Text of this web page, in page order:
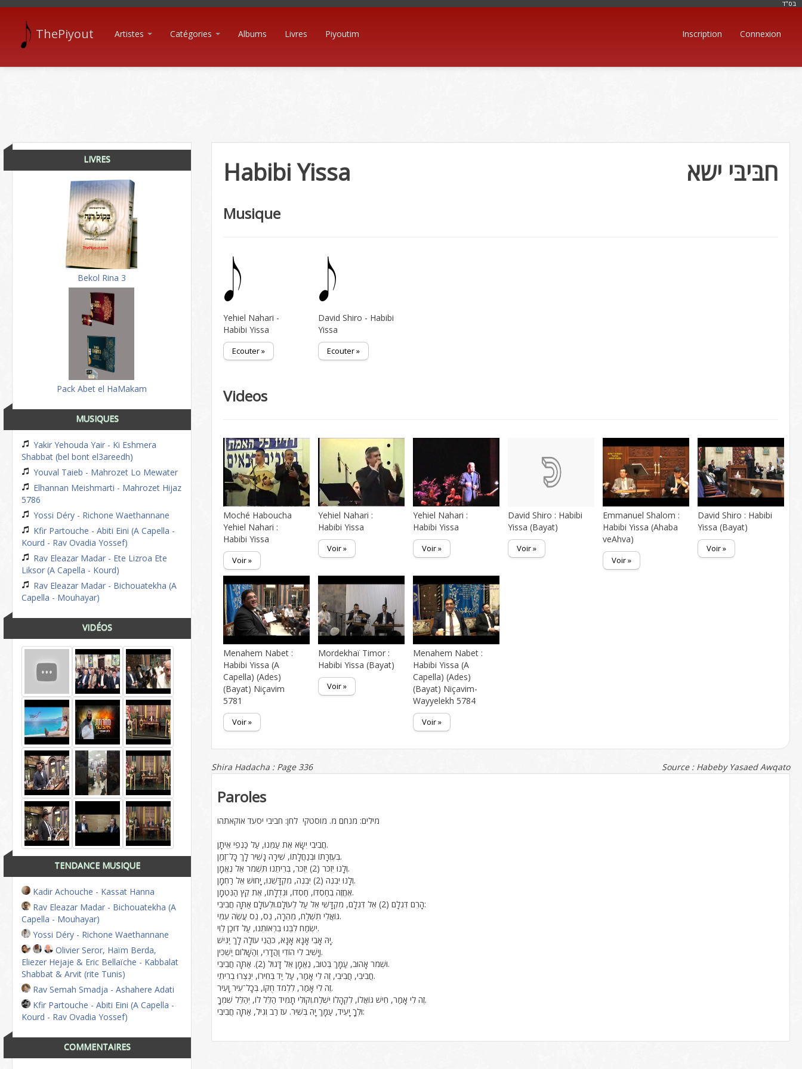
בּס"ד
ThePiyout Artistes Catégories Albums Livres Piyoutim Inscription Connexion
LIVRES
Bekol Rina 3
Pack Abet el HaMakam
MUSIQUES
Yakir Yehouda Yair - Ki Eshmera
Shabbat (bel bont el3areedh)
Youval Taieb - Mahrozet Lo Mewater
Elhannan Meishmarti - Mahrozet Hijaz
5786
Yossi Déry - Richone Waethannane
Kfir Partouche - Abiti Eini (A Capella -
Kourd - Rav Ovadia Yossef)
Rav Eleazar Madar - Ete Lizroa Ete
Liksor (A Capella - Kourd)
Rav Eleazar Madar - Bichouatekha (A
Capella - Mouhayar)
VIDÉOS
TENDANCE MUSIQUE
Kadir Achouche - Kassat Hanna
Rav Eleazar Madar - Bichouatekha (A
Capella - Mouhayar)
Yossi Déry - Richone Waethannane
Olivier Seror, Haïm Berda,
Eliezer Hejaje & Eric Bellaïche - Kabbalat
Shabbat & Arvit (rite Tunis)
Rav Semah Smadja - Ashahere Adati
Kfir Partouche - Abiti Eini (A Capella -
Kourd - Rav Ovadia Yossef)
COMMENTAIRES
Habibi Yissa חבּיבּי ישא
Musique
Yehiel Nahari -
Habibi Yissa
Ecouter »
David Shiro - Habibi
Yissa
Ecouter »
Videos
Moché Haboucha
Yehiel Nahari :
Habibi Yissa
Voir »
Yehiel Nahari :
Habibi Yissa
Voir »
Yehiel Nahari :
Habibi Yissa
Voir »
David Shiro : Habibi
Yissa (Bayat)
Voir »
Emmanuel Shalom :
Habibi Yissa (Ahaba
veAhva)
Voir »
David Shiro : Habibi
Yissa (Bayat)
Voir »
Menahem Nabet :
Habibi Yissa (A
Capella) (Ades)
(Bayat) Niçavim
5781
Voir »
Mordekhaï Timor :
Habibi Yissa (Bayat)
Voir »
Menahem Nabet :
Habibi Yissa (A
Capella) (Ades)
(Bayat) Niçavim-
Wayyelekh 5784
Voir »
Shira Hadacha : Page 336 Source : Habeby Yasaed Awqato
Paroles
מילים: מנחם מ. מוסטקי לחן: חביבי יסעד אוקאתהו
חֲבִיבִי יִשָּׂא אֶת עַמֵּנוּ, עַל כַּנְפֵי אֵיתָן.
בְּעֶזְרָתוֹ וּבְנַחֲלָתוֹ, שִׁירָה נָשִׁיר לָךְ כָּל־זְמַן.
וְלָנוּ יִזְכֹּר (2) יִזְכֹּר, בְּרִיתֵנוּ תִּשְׁמֹר אֵל נֶאֱמָן.
וְלָנוּ יִבְנֶה (2) יִבְנֶה, מִקְדָּשֵׁנוּ, יָחוּשׁ אֵל רַחְמָן.
אֶחֱזֶה בְחַסְדּוֹ, חַסְדּוֹ, וּגְדֻלָּתוֹ, אֶת קֵץ הַנִּטְמָן.
הָרֵם דִּגְלָם (2) אֵל דִּגְלָם, מִקְדָּשִׁי אֵל עַל לְעוֹלָם.וּלְעוֹלָם אַתָּה חֲבִיבִי:
גּוֹאֲלִי תִשְׁלַח, מְהֵרָה, נֵס, נֵס עֲשֵׂה עִמִּי.
יִשְׂמַח לִבֵּנוּ בִרְאוֹתֵנוּ, עַל דּוּכַן לֵוִי.
יָהּ אָבִי אָנָּא אָנָּא, כֹּהֲנִי עוֹלָה לָךְ יַגִּישׁ.
וְיָשִׁיב לִי הוֹדִי וַהֲדָרִי, וְהַשָּׁלוֹם יַשְׁכִּין.
וּשְׁמֹר אָהוּב, עַמָּךְ בְּטוּב, נֶאֱמָן אֵל דָּגוּל (2). אַתָּה חֲבִיבִי.
חֲבִיבִי, חֲבִיבִי, זֶה לִי אָמַר, עַל יַד בְּחִירוֹ, יִנְצְרוּ בְרִיתִי.
זֶה לִי אָמַר, לִלְמֹד חֻקּוֹ, בְּכָל־עִיר וָעִיר.
זֶה לִי אָמַר, חִישׁ גּוֹאֲלוֹ, לִקְהָלוֹ יִשְׁלַח.וְקוֹלִי תָמִיד הַלֵּל לוֹ, יְהַלֵּל שִׁמְךָ.
וּלְךָ יָעִיד, עַמָּךְ יָהּ בְּשִׁיר. עֹז רַב וְגִיל, אַתָּה חֲבִיבִי: